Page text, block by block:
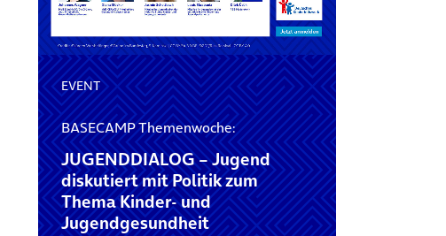
EVENT
BASECAMP Themenwoche:
JUGENDDIALOG – Jugend
diskutiert mit Politik zum
Thema Kinder- und
Jugendgesundheit